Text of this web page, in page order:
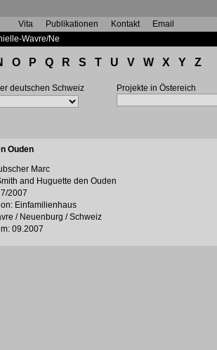
Vita Publikationen Kontakt Email
Wavre/Ne
O P Q R S T U V W X Y Z
deutschen Schweiz Projekte in Östereich
Ouden
Marc
and Huguette den Ouden
2007
Einfamilienhaus
/ Neuenburg / Schweiz
09.2007